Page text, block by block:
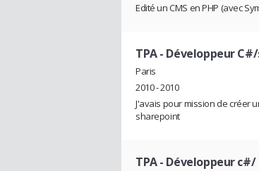
Edité un CMS en PHP (avec
TPA- Développeur
Paris
2010 - 2010
J'avais pour mission de créer
sharepoint
TPA- Développeur